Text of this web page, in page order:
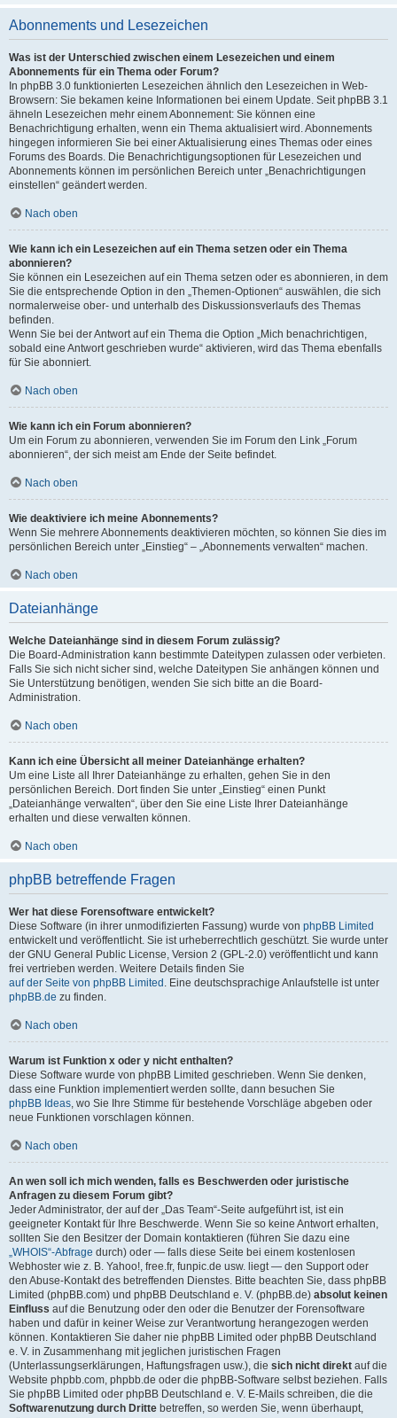
Abonnements und Lesezeichen
Was ist der Unterschied zwischen einem Lesezeichen und einem
Abonnements für ein Thema oder Forum?
In phpBB 3.0 funktionierten Lesezeichen ähnlich den Lesezeichen in Web-
Browsern: Sie bekamen keine Informationen bei einem Update. Seit phpBB 3.1
ähneln Lesezeichen mehr einem Abonnement: Sie können eine
Benachrichtigung erhalten, wenn ein Thema aktualisiert wird. Abonnements
hingegen informieren Sie bei einer Aktualisierung eines Themas oder eines
Forums des Boards. Die Benachrichtigungsoptionen für Lesezeichen und
Abonnements können im persönlichen Bereich unter „Benachrichtigungen
einstellen“ geändert werden.
Nach oben
Wie kann ich ein Lesezeichen auf ein Thema setzen oder ein Thema
abonnieren?
Sie können ein Lesezeichen auf ein Thema setzen oder es abonnieren, in dem
Sie die entsprechende Option in den „Themen-Optionen“ auswählen, die sich
normalerweise ober- und unterhalb des Diskussionsverlaufs des Themas
befinden.
Wenn Sie bei der Antwort auf ein Thema die Option „Mich benachrichtigen,
sobald eine Antwort geschrieben wurde“ aktivieren, wird das Thema ebenfalls
für Sie abonniert.
Nach oben
Wie kann ich ein Forum abonnieren?
Um ein Forum zu abonnieren, verwenden Sie im Forum den Link „Forum
abonnieren“, der sich meist am Ende der Seite befindet.
Nach oben
Wie deaktiviere ich meine Abonnements?
Wenn Sie mehrere Abonnements deaktivieren möchten, so können Sie dies im
persönlichen Bereich unter „Einstieg“ – „Abonnements verwalten“ machen.
Nach oben
Dateianhänge
Welche Dateianhänge sind in diesem Forum zulässig?
Die Board-Administration kann bestimmte Dateitypen zulassen oder verbieten.
Falls Sie sich nicht sicher sind, welche Dateitypen Sie anhängen können und
Sie Unterstützung benötigen, wenden Sie sich bitte an die Board-
Administration.
Nach oben
Kann ich eine Übersicht all meiner Dateianhänge erhalten?
Um eine Liste all Ihrer Dateianhänge zu erhalten, gehen Sie in den
persönlichen Bereich. Dort finden Sie unter „Einstieg“ einen Punkt
„Dateianhänge verwalten“, über den Sie eine Liste Ihrer Dateianhänge
erhalten und diese verwalten können.
Nach oben
phpBB betreffende Fragen
Wer hat diese Forensoftware entwickelt?
Diese Software (in ihrer unmodifizierten Fassung) wurde von phpBB Limited
entwickelt und veröffentlicht. Sie ist urheberrechtlich geschützt. Sie wurde unter
der GNU General Public License, Version 2 (GPL-2.0) veröffentlicht und kann
frei vertrieben werden. Weitere Details finden Sie
auf der Seite von phpBB Limited . Eine deutschsprachige Anlaufstelle ist unter
phpBB.de zu finden.
Nach oben
Warum ist Funktion x oder y nicht enthalten?
Diese Software wurde von phpBB Limited geschrieben. Wenn Sie denken,
dass eine Funktion implementiert werden sollte, dann besuchen Sie
phpBB Ideas, wo Sie Ihre Stimme für bestehende Vorschläge abgeben oder
neue Funktionen vorschlagen können.
Nach oben
An wen soll ich mich wenden, falls es Beschwerden oder juristische
Anfragen zu diesem Forum gibt?
Jeder Administrator, der auf der „Das Team“-Seite aufgeführt ist, ist ein
geeigneter Kontakt für Ihre Beschwerde. Wenn Sie so keine Antwort erhalten,
sollten Sie den Besitzer der Domain kontaktieren (führen Sie dazu eine
„WHOIS“-Abfrage durch) oder — falls diese Seite bei einem kostenlosen
Webhoster wie z. B. Yahoo!, free.fr, funpic.de usw. liegt — den Support oder
den Abuse-Kontakt des betreffenden Dienstes. Bitte beachten Sie, dass phpBB
Limited (phpBB.com) und phpBB Deutschland e. V. (phpBB.de) absolut keinen
Einfluss auf die Benutzung oder den oder die Benutzer der Forensoftware
haben und dafür in keiner Weise zur Verantwortung herangezogen werden
können. Kontaktieren Sie daher nie phpBB Limited oder phpBB Deutschland
e. V. in Zusammenhang mit jeglichen juristischen Fragen
(Unterlassungserklärungen, Haftungsfragen usw.), die sich nicht direkt auf die
Website phpbb.com, phpbb.de oder die phpBB-Software selbst beziehen. Falls
Sie phpBB Limited oder phpBB Deutschland e. V. E-Mails schreiben, die die
Softwarenutzung durch Dritte betreffen, so werden Sie, wenn überhaupt,